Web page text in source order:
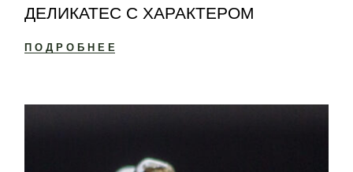
ДЕЛИКАТЕС С ХАРАКТЕРОМ
ПОДРОБНЕЕ